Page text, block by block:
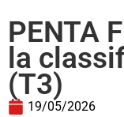
PENTA
la
(T3)
19/05/2026